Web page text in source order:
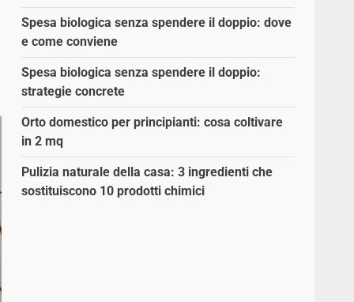
Spesa biologica senza spendere il doppio: dove
e come conviene
Spesa biologica senza spendere il doppio:
strategie concrete
Orto domestico per principianti: cosa coltivare
in 2 mq
Pulizia naturale della casa: 3 ingredienti che
sostituiscono 10 prodotti chimici